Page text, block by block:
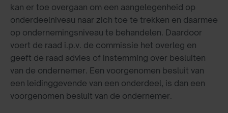
kan er toe overgaan om een aangelegenheid op
onderdeelniveau naar zich toe te trekken en daarmee
op ondernemingsniveau te behandelen. Daardoor
voert de raad i.p.v. de commissie het overleg en
geeft de raad advies of instemming over besluiten
van de ondernemer. Een voorgenomen besluit van
een leidinggevende van een onderdeel, is dan een
voorgenomen besluit van de ondernemer.